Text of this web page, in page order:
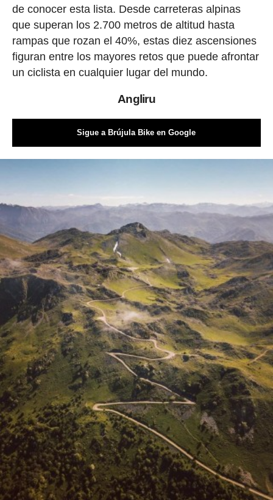
de conocer esta lista. Desde carreteras alpinas
que superan los 2.700 metros de altitud hasta
rampas que rozan el 40%, estas diez ascensiones
figuran entre los mayores retos que puede afrontar
un ciclista en cualquier lugar del mundo.
Angliru
Sigue a Brújula Bike en Google